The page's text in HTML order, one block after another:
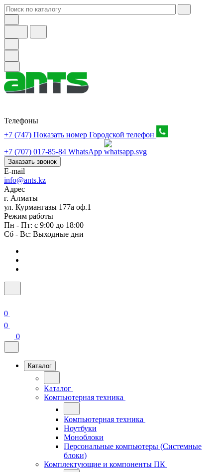
Телефоны
+7 (747) Показать номер Городской телефон
+7 (707) 017-85-84 WhatsApp
Заказать звонок
E-mail
info@ants.kz
Адрес
г. Алматы
ул. Курмангазы 177а оф.1
Режим работы
Пн - Пт: с 9:00 до 18:00
Сб - Вс: Выходные дни
0
0
0
Каталог
Каталог
Компьютерная техника
Компьютерная техника
Ноутбуки
Моноблоки
Персональные компьютеры (Системные
блоки)
Комплектующие и компоненты ПК